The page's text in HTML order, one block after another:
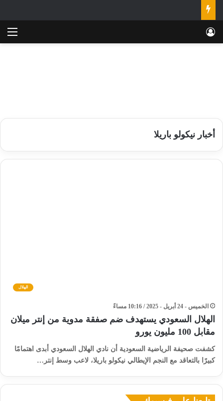
أخبار نيكولو باريلا
الهلال
الخميس - 24 أبريل - 2025 / 10:16 مساءً
الهلال السعودي يستهدف ضم صفقة مدوية من إنتر ميلان
مقابل 100 مليون يورو
كشفت صحيفة الرياضية السعودية أن نادي الهلال السعودي أبدى اهتمامًا
كبيرًا بالتعاقد مع النجم الإيطالي نيكولو باريلا، لاعب وسط إنتر…